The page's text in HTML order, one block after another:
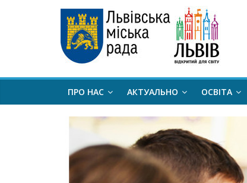
ПРО НАС АКТУАЛЬНО ОСВІТА